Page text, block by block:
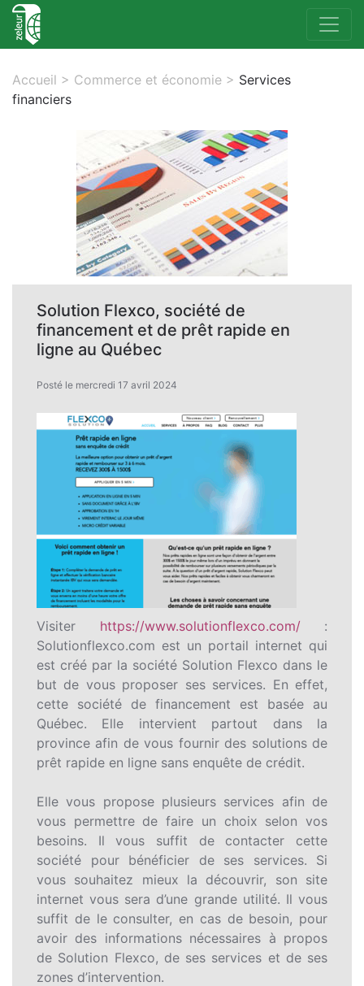
Accueil > Commerce et économie > Services
financiers
Solution Flexco, société de
financement et de prêt rapide en
ligne au Québec
Posté le mercredi 17 avril 2024
Visiter https://www.solutionflexco.com/:
Solutionflexco.com est un portail internet qui
est créé par la société Solution Flexco dans le
but de vous proposer ses services. En effet,
cette société de financement est basée au
Québec. Elle intervient partout dans la
province afin de vous fournir des solutions de
prêt rapide en ligne sans enquête de crédit.
Elle vous propose plusieurs services afin de
vous permettre de faire un choix selon vos
besoins. Il vous suffit de contacter cette
société pour bénéficier de ses services. Si
vous souhaitez mieux la découvrir, son site
internet vous sera d’une grande utilité. Il vous
suffit de le consulter, en cas de besoin, pour
avoir des informations nécessaires à propos
de Solution Flexco, de ses services et de ses
zones d’intervention.